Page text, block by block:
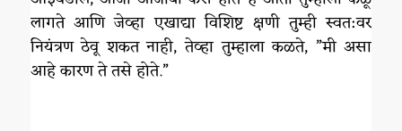
लागते आणि जेव्हा एखाद्या विशिष्ट क्षणी तुम्ही स्वत:वर
नियंत्रण ठेवू शकत नाही, तेव्हा तुम्हाला कळते, ”मी असा
आहे कारण ते तसे होते.”